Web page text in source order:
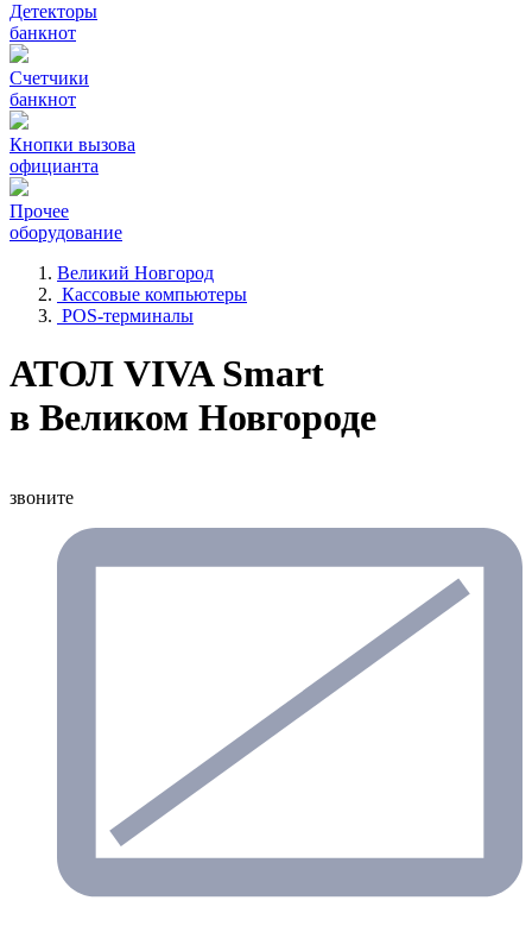
Детекторы
банкнот
Счетчики
банкнот
Кнопки вызова
официанта
Прочее
оборудование
Великий Новгород
Кассовые компьютеры
POS-терминалы
АТОЛ VIVA Smart
в Великом Новгороде
звоните